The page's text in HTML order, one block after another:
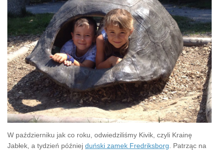
W październiku jak co roku, odwiedziliśmy Kivik, czyli Krainę
Jabłek, a tydzień później duński zamek Fredriksborg. Patrząc na